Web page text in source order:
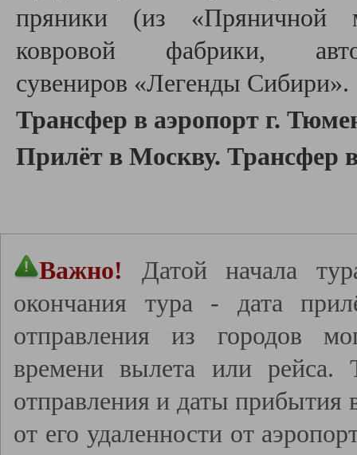
пряники (из «Пряничной
ковровой фабрики,
сувениров «Легенды Сибири».
Трансфер в аэропорт г.
Прилёт в Москву. Трансфер
Важно! Датой начала
окончания тура - дата
отправления из городов
времени вылета или
отправления и даты прибытия
от его удаленности от